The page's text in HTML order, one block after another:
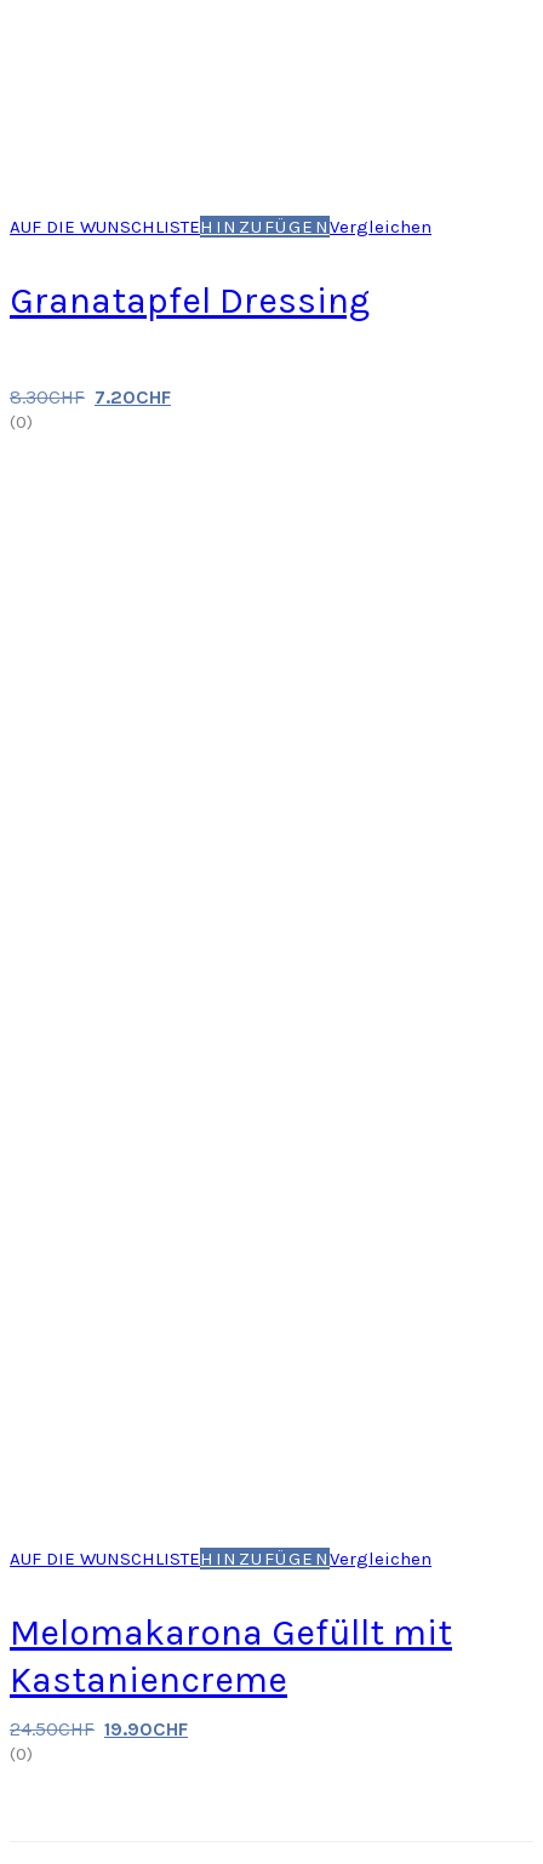
AUF DIE WUNSCHLISTEHINZUFÜGENVergleichen
Granatapfel Dressing
8.30CHF 7.20CHF
(0)
AUF DIE WUNSCHLISTEHINZUFÜGENVergleichen
Melomakarona Gefüllt mit
Kastaniencreme
24.50CHF 19.90CHF
(0)